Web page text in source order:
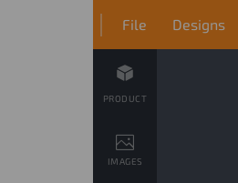
File Designs
PRODUCT
IMAGES